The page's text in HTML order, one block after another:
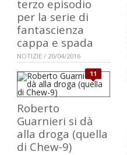
terzo episodio
per la serie di
fantascienza
cappa e spada
NOTIZIE / 20/04/2016
11
Roberto
Guarnieri si dà
alla droga (quella
di Chew-9)